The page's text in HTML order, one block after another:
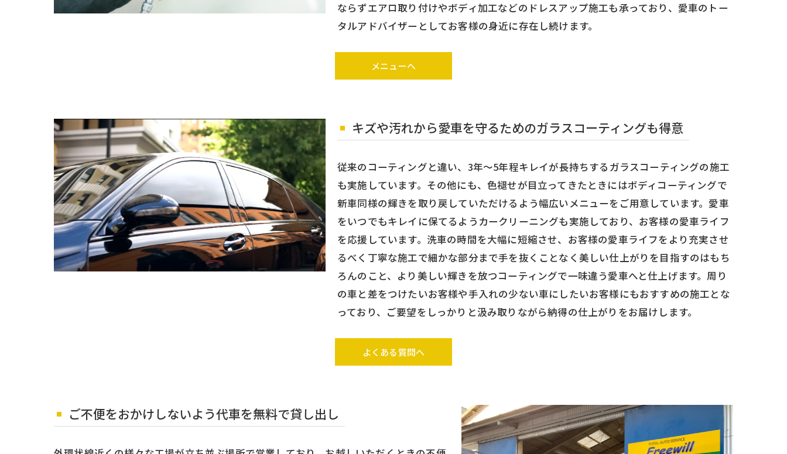
ならずエアロ取り付けやボディ加工などのドレスアップ施工も承っており、愛車のトー
タルアドバイザーとしてお客様の身近に存在し続けます。
メニューへ
キズや汚れから愛車を守るためのガラスコーティングも得意
従来のコーティングと違い、3年～5年程キレイが長持ちするガラスコーティングの施工
も実施しています。その他にも、色褪せが目立ってきたときにはボディコーティングで
新車同様の輝きを取り戻していただけるよう幅広いメニューをご用意しています。愛車
をいつでもキレイに保てるようカークリーニングも実施しており、お客様の愛車ライフ
を応援しています。洗車の時間を大幅に短縮させ、お客様の愛車ライフをより充実させ
るべく丁寧な施工で細かな部分まで手を抜くことなく美しい仕上がりを目指すのはもち
ろんのこと、より美しい輝きを放つコーティングで一味違う愛車へと仕上げます。周り
の車と差をつけたいお客様や手入れの少ない車にしたいお客様にもおすすめの施工とな
っており、ご要望をしっかりと汲み取りながら納得の仕上がりをお届けします。
よくある質問へ
ご不便をおかけしないよう代車を無料で貸し出し